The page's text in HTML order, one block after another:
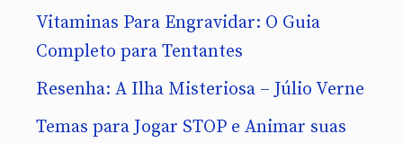
Vitaminas Para Engravidar: O Guia
Completo para Tentantes
Resenha: A Ilha Misteriosa – Júlio Verne
Temas para Jogar STOP e Animar suas